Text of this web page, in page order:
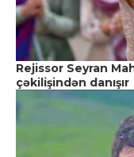
Rejissor Seyran
çəkilişindən danışır